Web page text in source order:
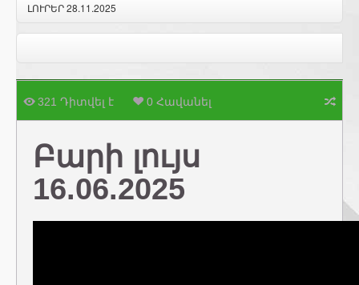
ԼՈՒՐԵՐ 28.11.2025
321 Դիտվել է 0 Հավանել
Բարի լույս
16.06.2025